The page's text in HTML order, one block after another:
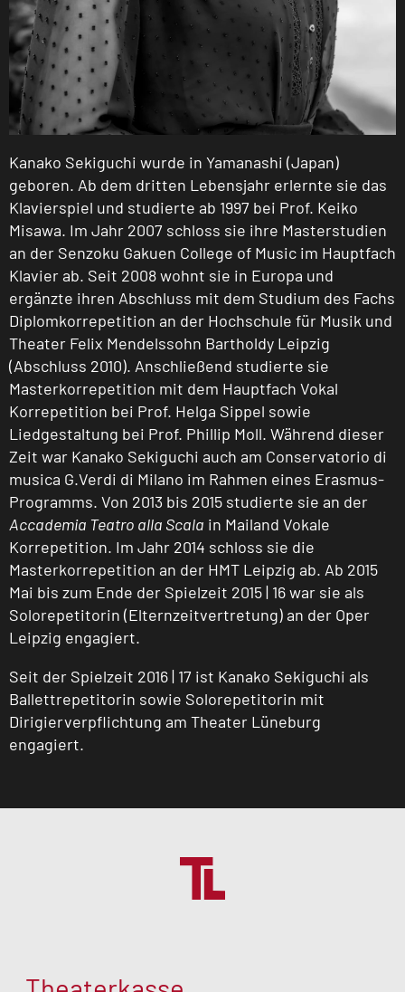
Kanako Sekiguchi wurde in Yamanashi (Japan)
geboren. Ab dem dritten Lebensjahr erlernte sie das
Klavierspiel und studierte ab 1997 bei Prof. Keiko
Misawa. Im Jahr 2007 schloss sie ihre Masterstudien
an der Senzoku Gakuen College of Music im Hauptfach
Klavier ab. Seit 2008 wohnt sie in Europa und
ergänzte ihren Abschluss mit dem Studium des Fachs
Diplomkorrepetition an der Hochschule für Musik und
Theater Felix Mendelssohn Bartholdy Leipzig
(Abschluss 2010). Anschließend studierte sie
Masterkorrepetition mit dem Hauptfach Vokal
Korrepetition bei Prof. Helga Sippel sowie
Liedgestaltung bei Prof. Phillip Moll. Während dieser
Zeit war Kanako Sekiguchi auch am Conservatorio di
musica G.Verdi di Milano im Rahmen eines Erasmus-
Programms. Von 2013 bis 2015 studierte sie an der
Accademia Teatro alla Scala in Mailand Vokale
Korrepetition. Im Jahr 2014 schloss sie die
Masterkorrepetition an der HMT Leipzig ab. Ab 2015
Mai bis zum Ende der Spielzeit 2015 | 16 war sie als
Solorepetitorin (Elternzeitvertretung) an der Oper
Leipzig engagiert.
Seit der Spielzeit 2016 | 17 ist Kanako Sekiguchi als
Ballettrepetitorin sowie Solorepetitorin mit
Dirigierverpflichtung am Theater Lüneburg
engagiert.